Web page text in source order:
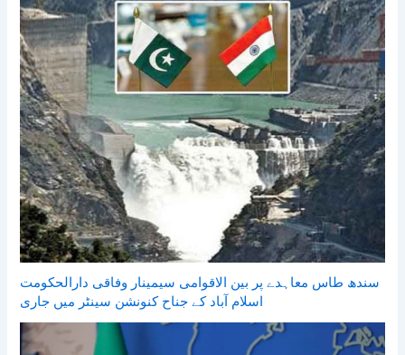
سندھ طاس معاہدے پر بین الاقوامی سیمینار وفاقی دارالحکومت
اسلام آباد کے جناح کنونشن سینٹر میں جاری